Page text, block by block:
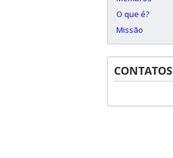
O que é?
Missão
CONTATOS